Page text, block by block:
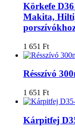
Körkefe
Makita,
1 651 Ft
Résszívó
1 651 Ft
Kárpitfej